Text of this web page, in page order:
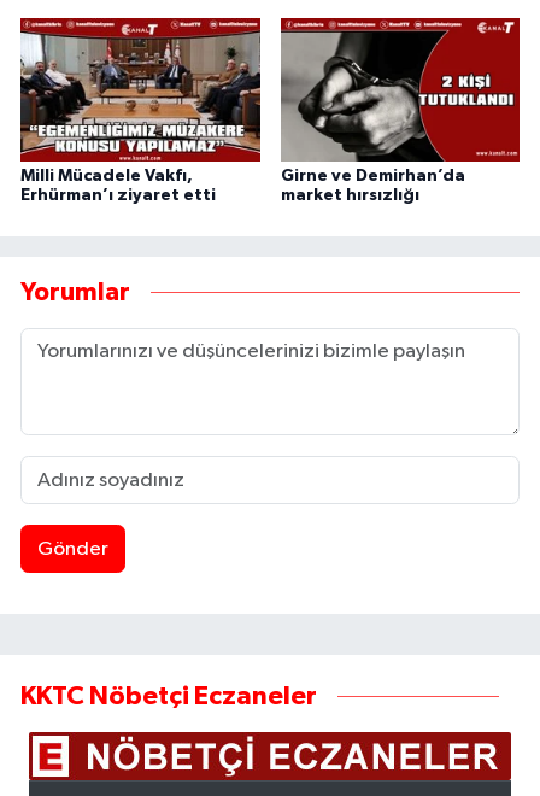
Milli Mücadele Vakfı,
Erhürman’ı ziyaret etti
Girne ve Demirhan’da
market hırsızlığı
Yorumlar
Gönder
KKTC Nöbetçi Eczaneler